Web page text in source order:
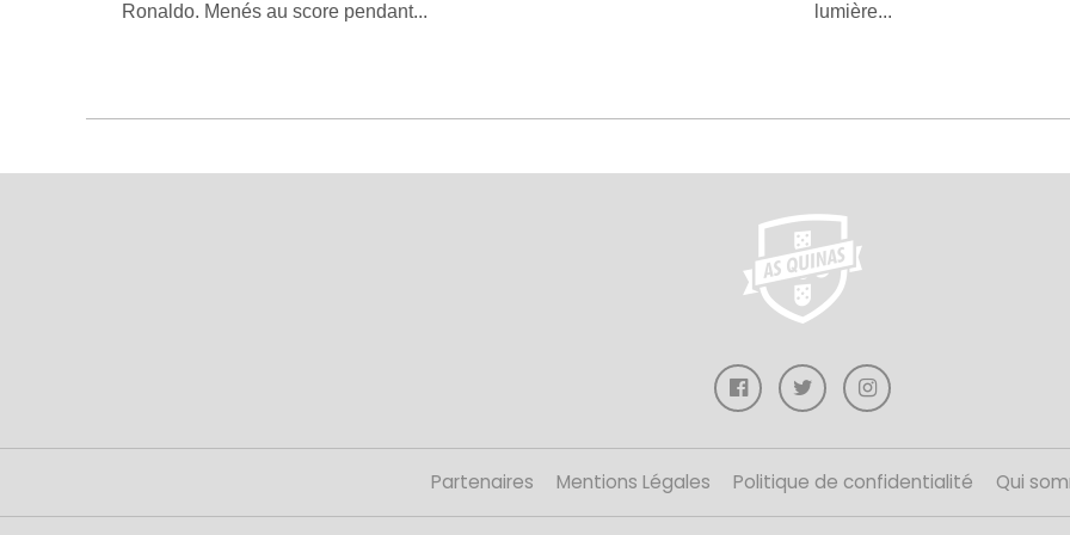
Ronaldo. Menés au score pendant...
lumière...
Partenaires Mentions Légales Politique de confidentialité Qui